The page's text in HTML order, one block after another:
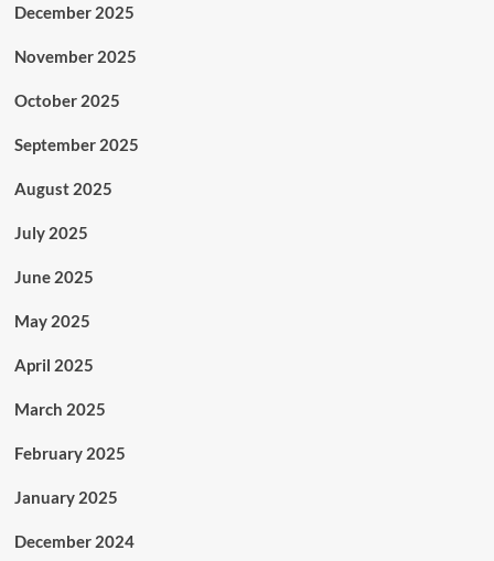
December 2025
November 2025
October 2025
September 2025
August 2025
July 2025
June 2025
May 2025
April 2025
March 2025
February 2025
January 2025
December 2024